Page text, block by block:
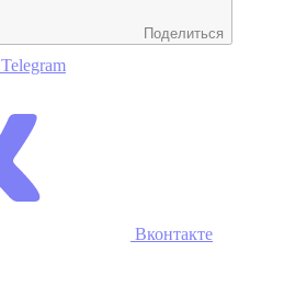
Поделиться
Telegram
Вконтакте